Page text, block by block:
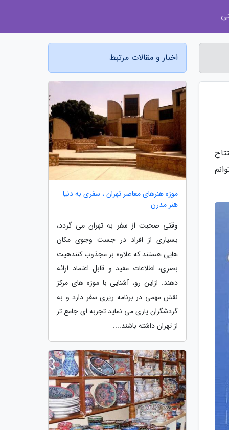
اخبار و مقالات مرتبط
موزه هنرهای معاصر تهران ، سفری به دنیا
هنر مدرن
وقتی صحبت از سفر به تهران می گردد،
بسیاری از افراد در جست وجوی مکان
هایی هستند که علاوه بر مجذوب کنندهیت
بصری، اطلاعات مفید و قابل اعتماد ارائه
دهند. ازاین رو، آشنایی با موزه های مرکز
نقش مهمی در برنامه ریزی سفر دارد و به
گردشگران یاری می نماید تجربه ای جامع تر
از تهران داشته باشند....